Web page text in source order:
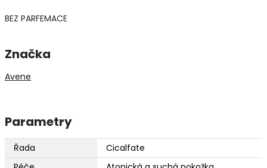
BEZ PARFEMACE
Značka
Avene
Parametry
Řada
Cicalfate